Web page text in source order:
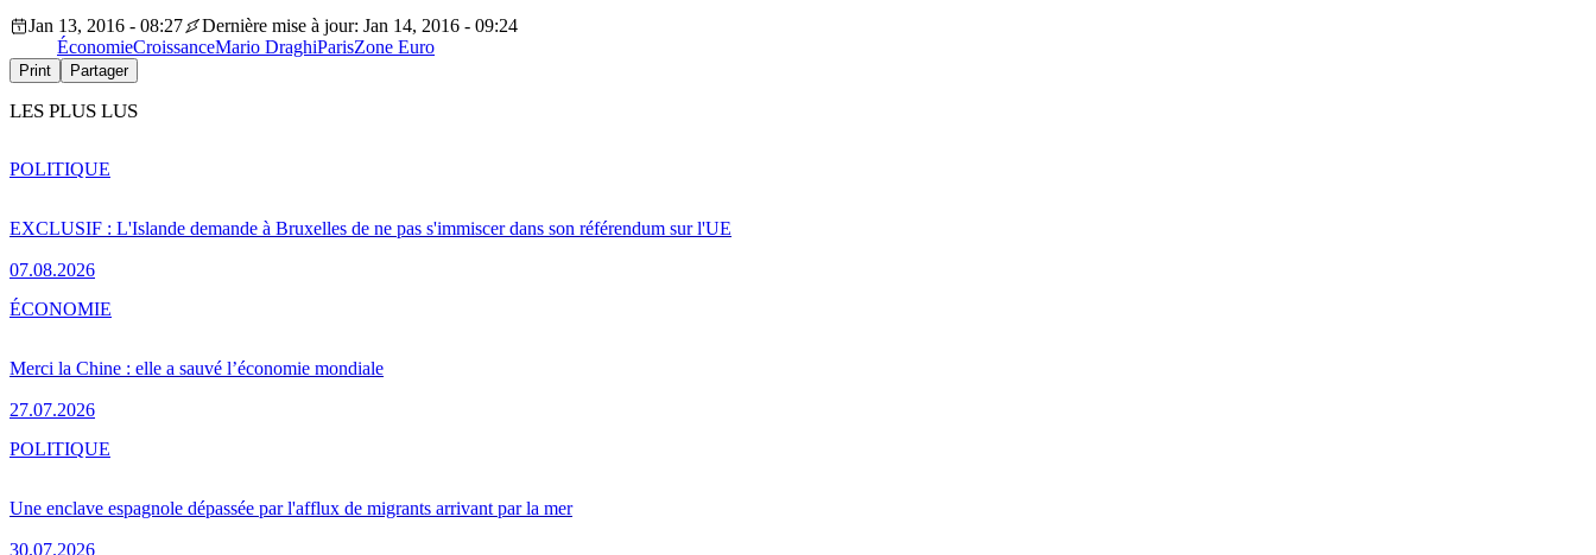
Jan 13, 2016 - 08:27
Dernière mise à jour: Jan 14, 2016 - 09:24
ÉconomieCroissanceMario DraghiParisZone Euro
Print Partager
LES PLUS LUS
EXCLUSIF : L'Islande demande à Bruxelles de ne pas s'immiscer dans son référendum sur l'UE
07.08.2026
POLITIQUE
Merci la Chine : elle a sauvé l’économie mondiale
27.07.2026
ÉCONOMIE
Une enclave espagnole dépassée par l'afflux de migrants arrivant par la mer
30.07.2026
POLITIQUE